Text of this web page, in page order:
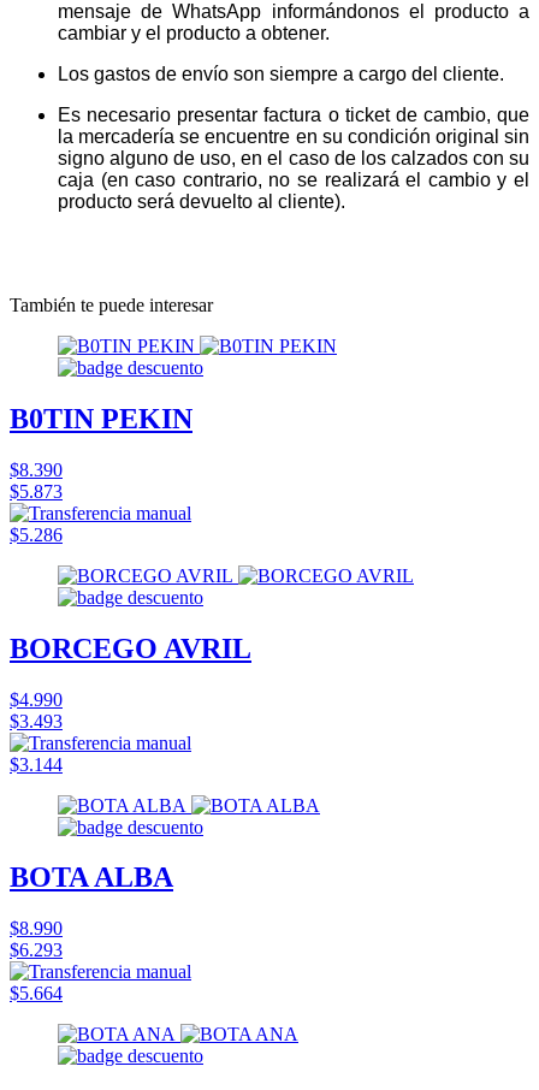
mensaje de WhatsApp informándonos el producto a
cambiar y el producto a obtener.
Los gastos de envío son siempre a cargo del cliente.
Es necesario presentar factura o ticket de cambio, que
la mercadería se encuentre en su condición original sin
signo alguno de uso, en el caso de los calzados con su
caja (en caso contrario, no se realizará el cambio y el
producto será devuelto al cliente).
También te puede interesar
B0TIN PEKIN
$8.390
$5.873
$5.286
BORCEGO AVRIL
$4.990
$3.493
$3.144
BOTA ALBA
$8.990
$6.293
$5.664